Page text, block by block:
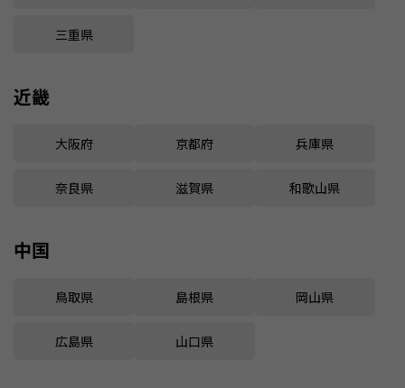
三重県
近畿
大阪府 京都府 兵庫県
奈良県 滋賀県 和歌山県
中国
鳥取県 島根県 岡山県
広島県 山口県